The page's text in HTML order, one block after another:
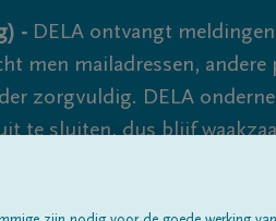
- DELA ontvangt
men mailadressen,
zorgvuldig. DELA
te sluiten, dus blijf